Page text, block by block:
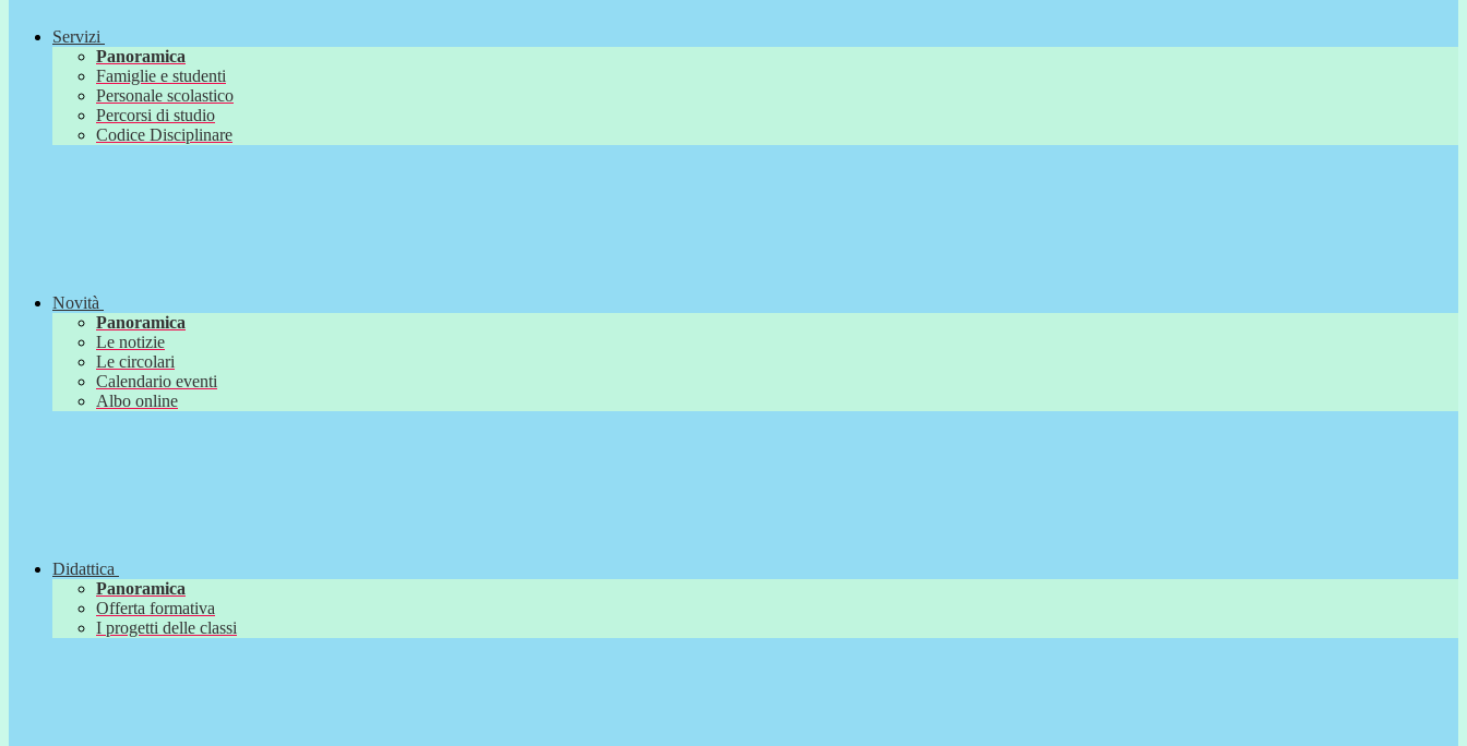
Servizi
Panoramica
Famiglie e studenti
Personale scolastico
Percorsi di studio
Codice Disciplinare
Novità
Panoramica
Le notizie
Le circolari
Calendario eventi
Albo online
Didattica
Panoramica
Offerta formativa
I progetti delle classi